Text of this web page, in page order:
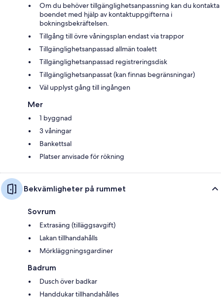
Om du behöver tillgänglighetsanpassning kan du kontakta
boendet med hjälp av kontaktuppgifterna i
bokningsbekräftelsen.
Tillgång till övre våningsplan endast via trappor
Tillgänglighetsanpassad allmän toalett
Tillgänglighetsanpassad registreringsdisk
Tillgänglighetsanpassat (kan finnas begränsningar)
Väl upplyst gång till ingången
Mer
1 byggnad
3 våningar
Bankettsal
Platser anvisade för rökning
Bekvämligheter på rummet
Sovrum
Extrasäng (tilläggsavgift)
Lakan tillhandahålls
Mörkläggningsgardiner
Badrum
Dusch över badkar
Handdukar tillhandahålles